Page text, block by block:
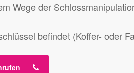
Wege der
befindet (Koffer- oder